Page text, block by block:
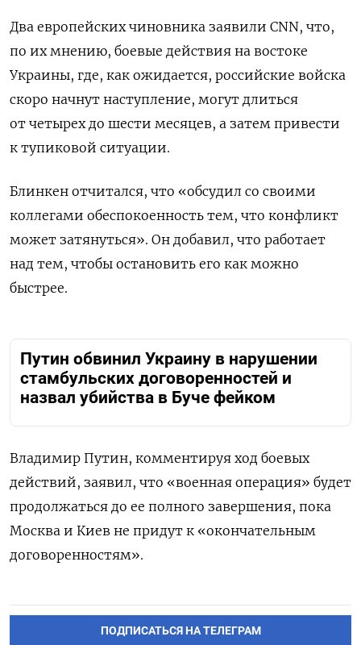
Два европейских чиновника заявили CNN, что,
по их мнению, боевые действия на востоке
Украины, где, как ожидается, российские войска
скоро начнут наступление, могут длиться
от четырех до шести месяцев, а затем привести
к тупиковой ситуации.
Блинкен отчитался, что «обсудил со своими
коллегами обеспокоенность тем, что конфликт
может затянуться». Он добавил, что работает
над тем, чтобы остановить его как можно
быстрее.
Путин обвинил Украину в нарушении
стамбульских договоренностей и
назвал убийства в Буче фейком
Владимир Путин, комментируя ход боевых
действий, заявил, что «военная операция» будет
продолжаться до ее полного завершения, пока
Москва и Киев не придут к «окончательным
договоренностям».
ПОДПИСАТЬСЯ НА ТЕЛЕГРАМ